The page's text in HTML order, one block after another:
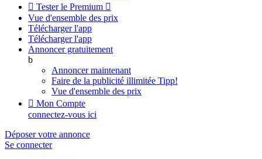
 Tester le Premium 
Vue d'ensemble des prix
Télécharger l'app
Télécharger l'app
Annoncer gratuitement
b
Annoncer maintenant
Faire de la publicité illimitée Tipp!
Vue d'ensemble des prix
 Mon Compte
connectez-vous ici
Déposer votre annonce
Se connecter